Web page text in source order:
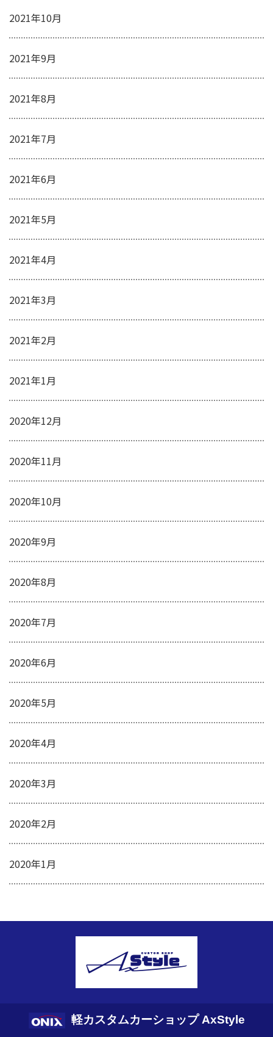
2021年10月
2021年9月
2021年8月
2021年7月
2021年6月
2021年5月
2021年4月
2021年3月
2021年2月
2021年1月
2020年12月
2020年11月
2020年10月
2020年9月
2020年8月
2020年7月
2020年6月
2020年5月
2020年4月
2020年3月
2020年2月
2020年1月
軽カスタムカーショップ AxStyle